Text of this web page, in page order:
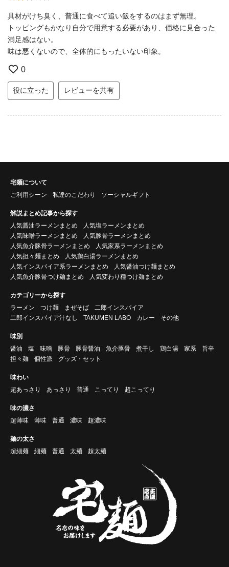
具材がけち臭く、普通に食べて追い飯をするのはまず無理。
トッピングもかなり自分で用意する必要があり、価格に見合った
満足感はない。
味は悪くないので、全体的にもったいない印象。
0
役に立った レビューを共有
宅麺について
ご利用シーン
私達のこだわり ソーシャルギフト
解説まとめ記事から探す
人気醤油ラーメンまとめ
人気塩ラーメンまとめ
人気味噌ラーメンまとめ
人気豚骨ラーメンまとめ
人気魚介豚骨ラーメンまとめ
人気家系ラーメンまとめ
人気担々麺まとめ
人気鶏白湯ラーメンまとめ
人気インスパイア系ラーメンまとめ
人気醤油つけ麺まとめ
人気魚介豚骨つけ麺まとめ
人気変わり種つけ麺まとめ
カテゴリーから探す
ラーメン
つけ麺 まぜそば
二郎インスパイア
二郎インスパイア汁なし
TAKUMEN LABO カレー その他
味別
醤油
塩 味噌 豚骨 豚骨醤油 魚介豚骨 煮干し 鶏白湯 家系
旨辛
担々麺
個性派 グッズ・セット
味わい
超あっさり
あっさり 普通 こってり 超こってり
味の濃さ
超薄味
薄味 普通 濃味 超濃味
麺の太さ
超細麺
細麺 普通 太麺 超太麺